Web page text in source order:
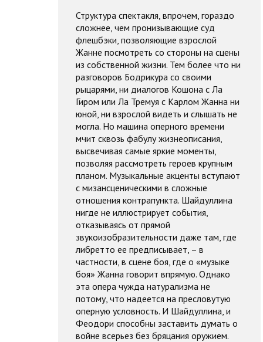
Структура спектакля, впрочем, гораздо
сложнее, чем пронизывающие суд
флешбэки, позволяющие взрослой
Жанне посмотреть со стороны на сцены
из собственной жизни. Тем более что ни
разговоров Бодрикура со своими
рыцарями, ни диалогов Кошона с Ла
Гиром или Ла Тремуя с Карлом Жанна ни
юной, ни взрослой видеть и слышать не
могла. Но машина оперного времени
мчит сквозь фабулу жизнеописания,
высвечивая самые яркие моменты,
позволяя рассмотреть героев крупным
планом. Музыкальные акценты вступают
с мизансценическими в сложные
отношения контрапункта. Шайдуллина
нигде не иллюстрирует события,
отказываясь от прямой
звукоизобразительности даже там, где
либретто ее предписывает, – в
частности, в сцене боя, где о «музыке
боя» Жанна говорит впрямую. Однако
эта опера чужда натурализма не
потому, что надеется на пресловутую
оперную условность. И Шайдуллина, и
Феодори способны заставить думать о
войне всерьез без бряцания оружием.